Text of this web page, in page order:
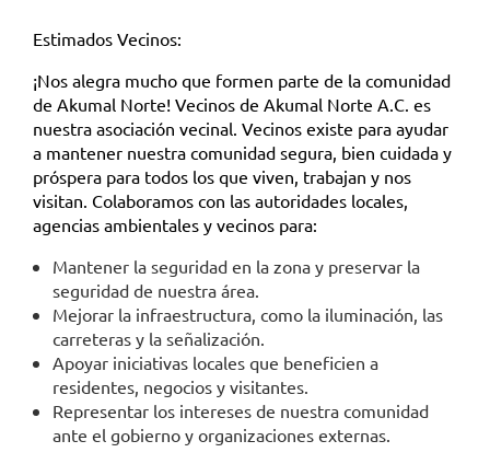
Estimados Vecinos:
¡Nos alegra mucho que formen parte de la comunidad
de Akumal Norte! Vecinos de Akumal Norte A.C. es
nuestra asociación vecinal. Vecinos existe para ayudar
a mantener nuestra comunidad segura, bien cuidada y
próspera para todos los que viven, trabajan y nos
visitan. Colaboramos con las autoridades locales,
agencias ambientales y vecinos para:
Mantener la seguridad en la zona y preservar la
seguridad de nuestra área.
Mejorar la infraestructura, como la iluminación, las
carreteras y la señalización.
Apoyar iniciativas locales que beneficien a
residentes, negocios y visitantes.
Representar los intereses de nuestra comunidad
ante el gobierno y organizaciones externas.